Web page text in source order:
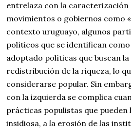
entrelaza con la caracterización
movimientos o gobiernos como
contexto uruguayo, algunos
políticos que se identifican
adoptado políticas que buscan
redistribución de la riqueza, lo
considerarse popular. Sin
con la izquierda se complica
prácticas populistas que pueden
insidiosa, a la erosión de las